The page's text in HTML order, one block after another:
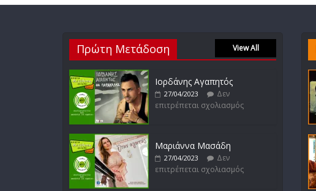
Πρώτη Μετάδοση View All
Ιορδάνης Αγαπητός
27/04/2023
Δεν
επιτρέπεται σχολιασμός
Μαριάννα Μασάδη
27/04/2023
Δεν
επιτρέπεται σχολιασμός